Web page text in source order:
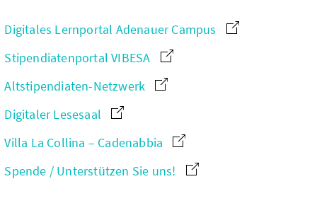
Digitales Lernportal Adenauer Campus
Stipendiatenportal VIBESA
Altstipendiaten-Netzwerk
Digitaler Lesesaal
Villa La Collina – Cadenabbia
Spende / Unterstützen Sie uns!